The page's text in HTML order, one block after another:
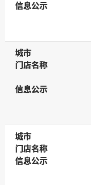
信息公示
信息公示
城市
城市
门店名称
门店名称
信息公示
信息公示
城市
城市
门店名称
门店名称
信息公示
信息公示